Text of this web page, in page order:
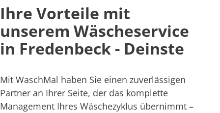
Ihre Vorteile mit
unserem Wäscheservice
in Fredenbeck - Deinste
Mit WaschMal haben Sie einen zuverlässigen
Partner an Ihrer Seite, der das komplette
Management Ihres Wäschezyklus übernimmt –